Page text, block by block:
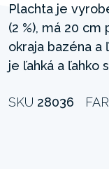
Plachta je
(2 %), má 20
okraja bazéna a
je ľahká a ľahko
SKU 28036